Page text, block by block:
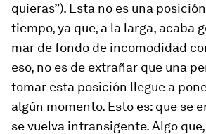
quieras”). Esta no es una
tiempo, ya que, a la larga, acaba
mar de fondo de incomodidad
eso, no es de extrañar que una
tomar esta posición llegue a
algún momento. Esto es: que se
se vuelva intransigente. Algo